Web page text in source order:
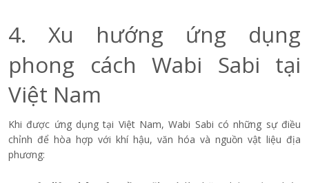
4. Xu hướng ứng dụng
phong cách Wabi Sabi tại
Việt Nam
Khi được ứng dụng tại Việt Nam, Wabi Sabi có những sự điều
chỉnh để hòa hợp với khí hậu, văn hóa và nguồn vật liệu địa
phương: